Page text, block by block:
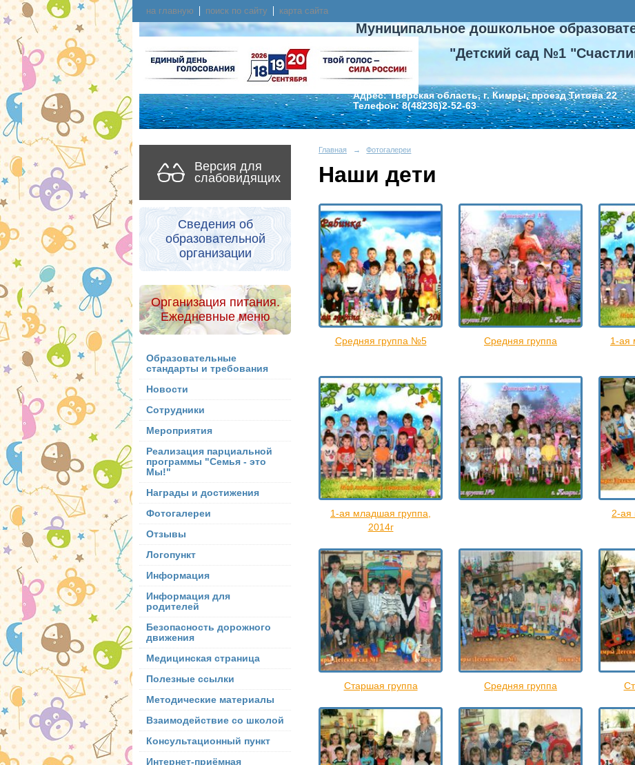
на главную поиск по сайту карта сайта
Муниципальное дошкольное
"Детский сад №1
Адрес: Тверская область, г. Кимры, проезд Титова 22
Телефон: 8(48236)2-52-63
Версия для
слабовидящих
Сведения об
образовательной
организации
Организация питания.
Ежедневные меню
Образовательные
стандарты и требования
Новости
Сотрудники
Мероприятия
Реализация парциальной
программы "Семья - это
Мы!"
Награды и достижения
Фотогалереи
Отзывы
Логопункт
Информация
Информация для
родителей
Безопасность дорожного
движения
Медицинская страница
Полезные ссылки
Методические материалы
Взаимодействие со школой
Консультационный пункт
Интернет-приёмная
Главная → Фотогалереи
Наши дети
Средняя группа №5 Средняя группа
1-ая
1-ая младшая группа,
2014г
2-ая
Старшая группа Средняя группа